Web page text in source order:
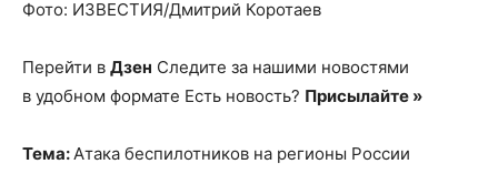
Фото: ИЗВЕСТИЯ/Дмитрий Коротаев
Перейти в Дзен Следите за нашими новостями
в удобном формате Есть новость? Присылайте »
Тема:Атака беспилотников на регионы России